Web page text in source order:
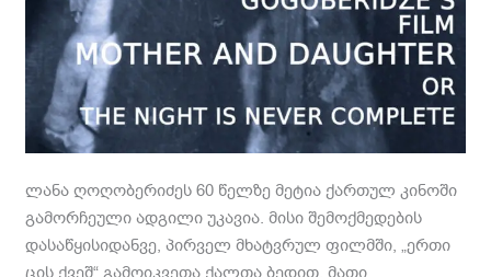
ლანა ღოღობერიძეს 60 წელზე მეტია ქართულ კინოში
გამორჩეული ადგილი უკავია. მისი შემოქმედების
დასაწყისიდანვე, პირველ მხატვრულ ფილმში, „ერთი